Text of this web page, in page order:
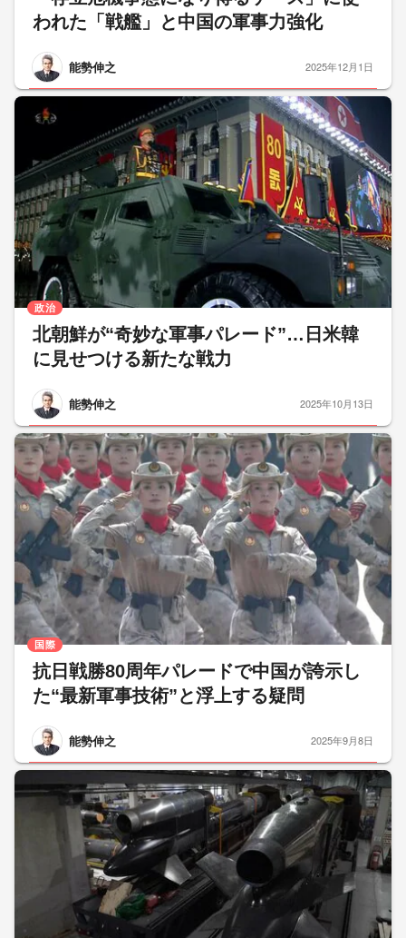
われた「戦艦」と中国の軍事力強化
能勢伸之 2025年12月1日
北朝鮮が“奇妙な軍事パレード”…日米韓
に見せつける新たな戦力
能勢伸之
政治
2025年10月13日
抗日戦勝80周年パレードで中国が誇示し
た“最新軍事技術”と浮上する疑問
能勢伸之
国際
2025年9月8日